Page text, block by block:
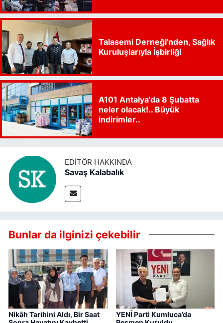
Talasemi Derneği'nden, Sağlık
Kuruluşlarıyla İşbirliği
A101 Antalya'da 8 Şubatta
neler olacak!.. Büyük
indirimler..
EDITÖR HAKKINDA
Savaş Kalabalık
Bunlar da ilginizi çekebilir
Nikâh Tarihini Aldı, Bir Saat
YENİ Parti Kumluca’da